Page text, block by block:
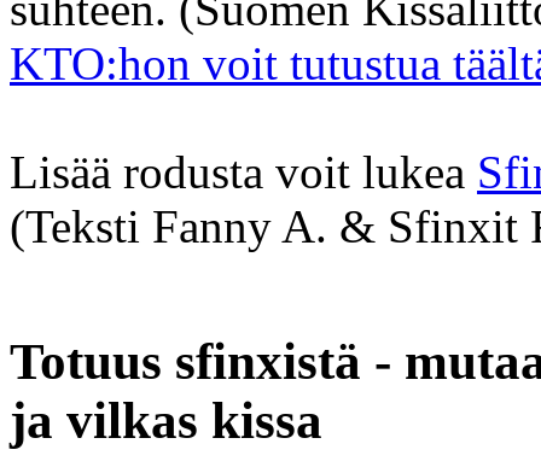
KTO:hon voit tutustua
Lisää rodusta voit lukea
(Teksti Fanny A. & Sfinxit
Totuus sfinxistä -
ja vilkas kissa